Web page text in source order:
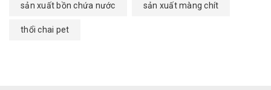
sản xuất bồn chứa nước sản xuất màng chít
thổi chai pet